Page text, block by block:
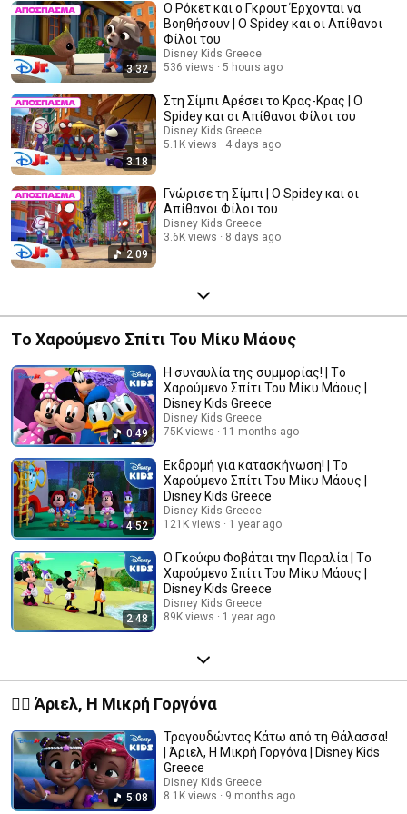
3:32
Ο Ρόκετ και ο Γκρουτ Έρχονται να
Βοηθήσουν | Ο Spidey και οι Απίθανοι
Φίλοι του
Disney Kids Greece
536 views
5 hours ago
3:18
Στη Σίμπι Αρέσει το Κρας-Κρας | Ο
Spidey και οι Απίθανοι Φίλοι του
Disney Kids Greece
5.1K views
4 days ago
2:09
Γνώρισε τη Σίμπι | Ο Spidey και οι
Απίθανοι Φίλοι του
Disney Kids Greece
3.6K views
8 days ago
Τo Χαρούμενο Σπίτι Του Μίκυ Μάους
0:49
Η συναυλία της συμμορίας! | Τo
Χαρούμενο Σπίτι Του Μίκυ Μάους |
Disney Kids Greece
Disney Kids Greece
75K views
11 months ago
4:52
Εκδρομή για κατασκήνωση! | Τo
Χαρούμενο Σπίτι Του Μίκυ Μάους |
Disney Kids Greece
Disney Kids Greece
121K views
1 year ago
2:48
Ο Γκούφυ Φοβάται την Παραλία | Τo
Χαρούμενο Σπίτι Του Μίκυ Μάους |
Disney Kids Greece
Disney Kids Greece
89K views
1 year ago
🧜‍♀️ Άριελ, Η Μικρή Γοργόνα
5:08
Τραγουδώντας Κάτω από τη Θάλασσα!
| Άριελ, Η Μικρή Γοργόνα | Disney Kids
Greece
Disney Kids Greece
8.1K views
9 months ago